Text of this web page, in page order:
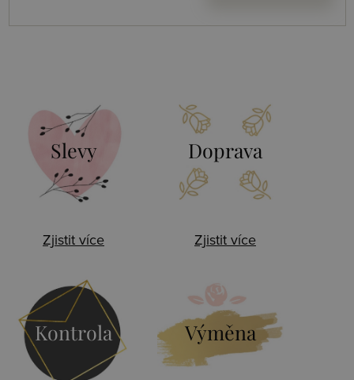
Slevy
Zjistit více
Doprava
Zjistit více
Kontrola Výměna